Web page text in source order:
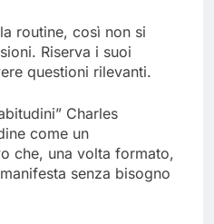
routine, così non si
Riserva i suoi
questioni rilevanti.
Charles
come un
che, una volta formato,
senza bisogno